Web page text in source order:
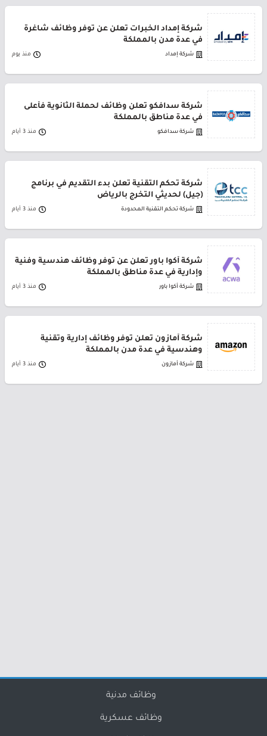
شركة إمداد الخبرات تعلن عن توفر وظائف شاغرة
في عدة مدن بالمملكة
شركة إمداد منذ يوم
شركة سدافكو تعلن وظائف لحملة الثانوية فأعلى
في عدة مناطق بالمملكة
شركة سدافكو منذ 3 أيام
شركة تحكم التقنية تعلن بدء التقديم في برنامج
(جيل) لحديثي التخرج بالرياض
شركة تحكم التقنية المحدودة منذ 3 أيام
شركة أكوا باور تعلن عن توفر وظائف هندسية وفنية
وإدارية في عدة مناطق بالمملكة
شركة أكوا باور منذ 3 أيام
شركة أمازون تعلن توفر وظائف إدارية وتقنية
وهندسية في عدة مدن بالمملكة
شركة أمازون منذ 3 أيام
وظائف مدنية
وظائف عسكرية